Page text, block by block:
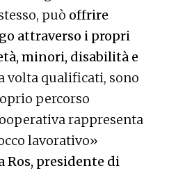
può offrire
attraverso i propri
minori, disabilità e
volta qualificati, sono
percorso
rappresenta
lavorativo»
Ros, presidente di